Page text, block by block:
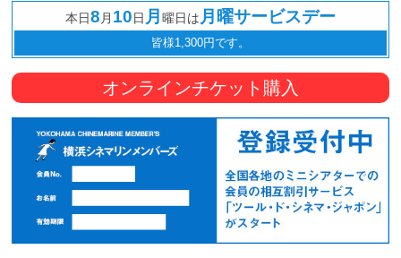
本日8月 10日 月 曜日は月曜サービスデー
皆様1,300円です。
オンラインチケット購入